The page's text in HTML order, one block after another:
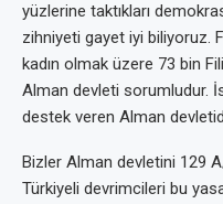
yüzlerine taktıkları
zihniyeti gayet iyi biliyoruz.
kadın olmak üzere 73 bin
Alman devleti sorumludur.
destek veren Alman
Bizler Alman devletini 129
Türkiyeli devrimcileri bu